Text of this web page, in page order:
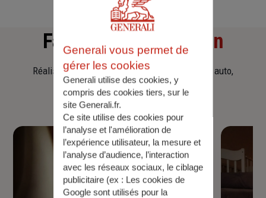
Faitesune simulation
Réalisez une simulation tarifaire d'assurance, auto,
habitation, prêt immobilier.
Generali vous permet de
gérer les cookies
Generali utilise des cookies, y
compris des cookies tiers, sur le
site Generali.fr.
Ce site utilise des cookies pour
l’analyse et l'amélioration de
l’expérience utilisateur, la mesure et
l’analyse d’audience, l’interaction
avec les réseaux sociaux, le ciblage
publicitaire (ex : Les cookies de
Google sont utilisés pour la